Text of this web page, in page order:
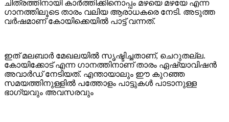
ചിത്രത്തിനായി കാർത്തിക്കിനൊപ്പം മഴയെ മഴയേ എന്ന
ഗാനത്തിലൂടെ താരം വലിയ ആരാധകരെ നേടി. അടുത്ത
വർഷമാണ് കോയിക്കെയിൽ പാട്ട് വന്നത്.
ഇത് മലബാർ മേഖലയിൽ സൃഷ്ടിച്ചതാണ്, ചെറുതല്ല.
കോയിക്കോട് എന്ന ഗാനത്തിനാണ് താരം ഏഷ്യാവിഷൻ
അവാർഡ് നേടിയത്. എന്തായാലും ഈ കുറഞ്ഞ
സമയത്തിനുള്ളിൽ പത്തോളം പാട്ടുകൾ പാടാനുള്ള
ഭാഗ്യവും അവസരവും